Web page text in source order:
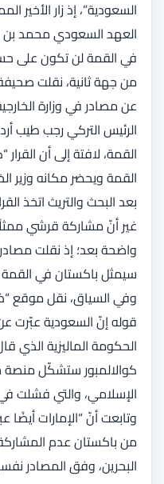
السعودية”، إذ زار الأخير
العهد السعودي محمد بن
في القمة لن تكون على
من جهة ثانية، نقلت صحيفة
عن مصادر في وزارة
الرئيس التركي رجب طيب
القمة، لافتة إلى أن
القمة ويحضر مكانه وزير
بعد البحث والتريث اتخذ
غير أنّ مشاركة قرشي
واضحة بعد؛ إذ نقلت
سيمثل باكستان في
وفي السياق، نقل موقع
قوله إنّ السعودية عبّرت
الحكومة الماليزية الذي
كوالالمبور ستشكّل منصة
الإسلامي، والتي فشلت
وتابعت أنّ “الإمارات
من باكستان عدم
البحرين، وفق المصادر